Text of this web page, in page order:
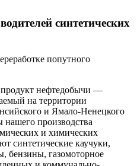
синтетических
попутного
нефтедобычи —
на территории
и Ямало-Ненецкого
производства
и химических
синтетические каучуки,
бензины, газомоторное